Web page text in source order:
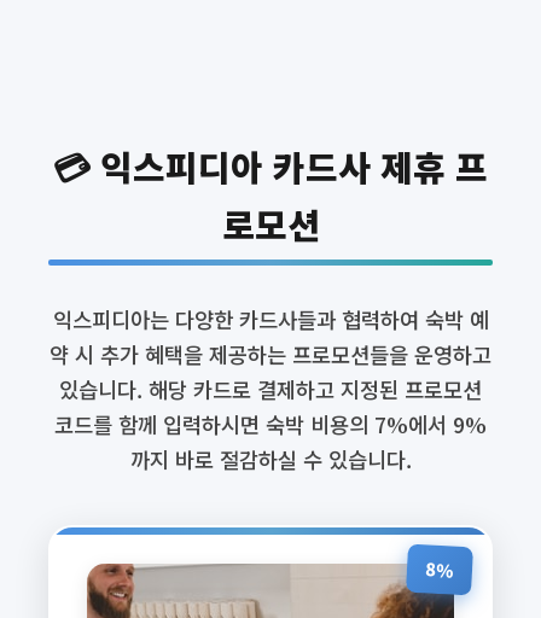
💳 익스피디아 카드사 제휴 프
로모션
익스피디아는 다양한 카드사들과 협력하여 숙박 예
약 시 추가 혜택을 제공하는 프로모션들을 운영하고
있습니다. 해당 카드로 결제하고 지정된 프로모션
코드를 함께 입력하시면 숙박 비용의 7%에서 9%
까지 바로 절감하실 수 있습니다.
8%